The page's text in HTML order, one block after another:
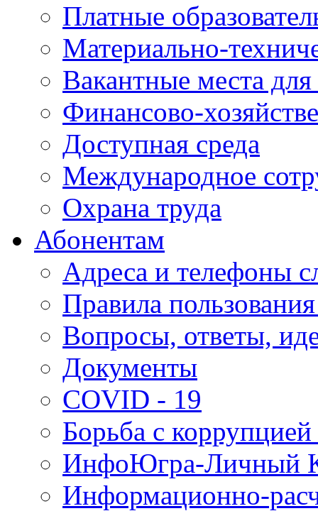
Платные
Материально-
Вакантные места
Финансово-
Доступная среда
Международное
Охрана труда
Абонентам
Адреса и телефоны
Правила
Вопросы, ответы,
Документы
COVID - 19
Борьба с
ИнфоЮгра-Личный
Информационно-